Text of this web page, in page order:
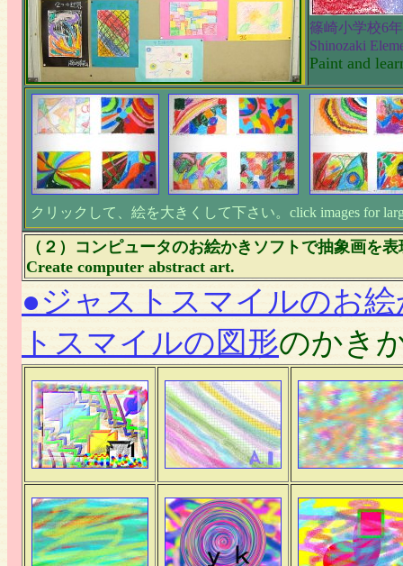
篠崎小学校6
Shinozaki
Paint and
クリックして、絵を大きくして下さい。click images for
（２）コンピュータのお絵かきソフトで抽象画を
Create computer abstract art.
●ジャストスマイルのお
トスマイルの図形のかき